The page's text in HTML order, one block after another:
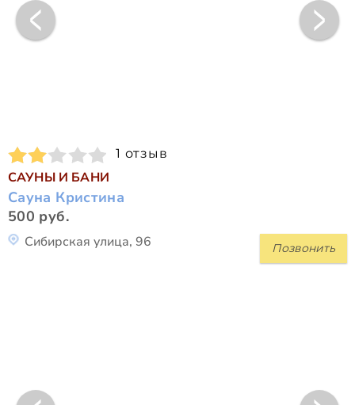
1 отзыв
САУНЫ И БАНИ
Сауна Кристина
500 руб.
Позвонить
Сибирская улица, 96